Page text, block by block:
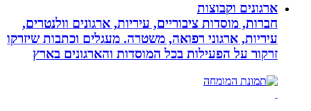
ארגונים וקבוצות
חברות, מוסדות ציבוריים, עיריות, ארגונים וולנטרים,
עיריות, ארגוני רפואה, משטרה. מעגלים וכתבות שיזרקו
זרקור על הפעילות בכל המוסדות והארגונים בארץ